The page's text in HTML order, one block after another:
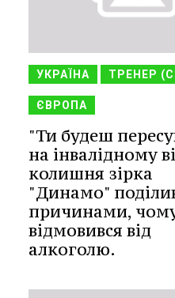
УКРАЇНА ТРЕНЕР
ЄВРОПА
"Ти будеш
на інвалідному
колишня зірка
"Динамо"
причинами,
відмовився від
алкоголю.